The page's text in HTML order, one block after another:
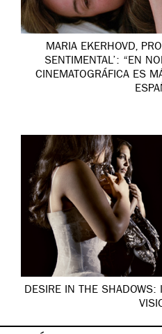
MARIA EKERHOVD,
SENTIMENTAL’: “EN
CINEMATOGRÁFICA ES
DESIRE IN THE SHADOWS: